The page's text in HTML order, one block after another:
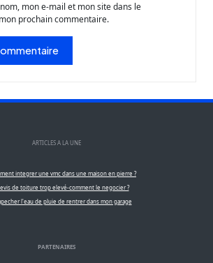
mon e-mail et mon site dans le
prochain commentaire.
ARTICLES A LA UNE
integrer une vmc dans une maison en pierre ?
de toiture trop elevé-comment le negocier ?
l'eau de pluie de rentrer dans mon garage
PARTENAIRES